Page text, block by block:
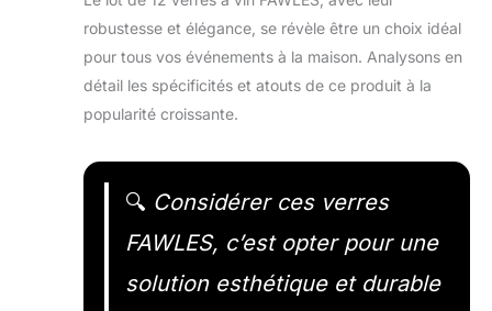
robustesse et élégance, se révèle être un choix idéal
pour tous vos événements à la maison. Analysons en
détail les spécificités et atouts de ce produit à la
popularité croissante.
🔍 Considérer ces verres
FAWLES, c’est opter pour une
solution esthétique et durable